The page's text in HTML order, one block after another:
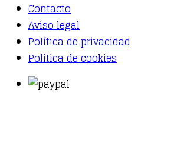
Contacto
Aviso legal
Política de privacidad
Política de cookies